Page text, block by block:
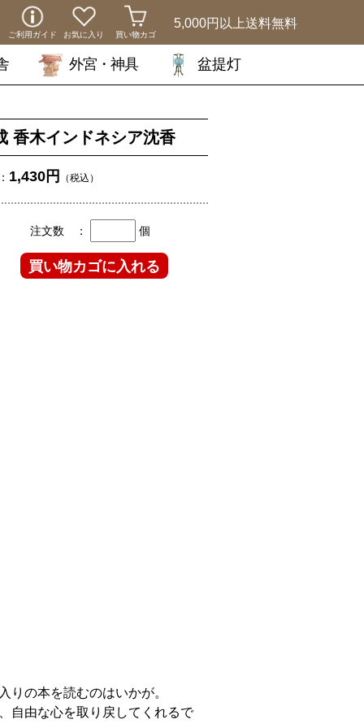
5,000円以上送料無料
ご利用ガイド お気に入り 買い物カゴ
外宮・神具 盆提灯
香木インドネシア沈香
1,430円 （税込）
注文数 ： 個
りの本を読むのはいかが。
自由な心を取り戻してくれるで